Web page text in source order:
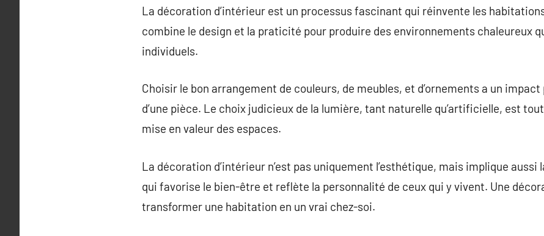
La décoration d’intérieur est un processus fascinant qui réinvente les
combine le design et la praticité pour produire des environnements chaleureux
individuels.
Choisir le bon arrangement de couleurs, de meubles, et d’ornements a un
d’une pièce. Le choix judicieux de la lumière, tant naturelle qu’artificielle, est
mise en valeur des espaces.
La décoration d’intérieur n’est pas uniquement l’esthétique, mais implique aussi
qui favorise le bien-être et reflète la personnalité de ceux qui y vivent. Une
transformer une habitation en un vrai chez-soi.